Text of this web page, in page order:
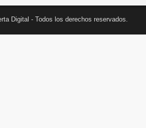
Digital - Todos los derechos reservados.